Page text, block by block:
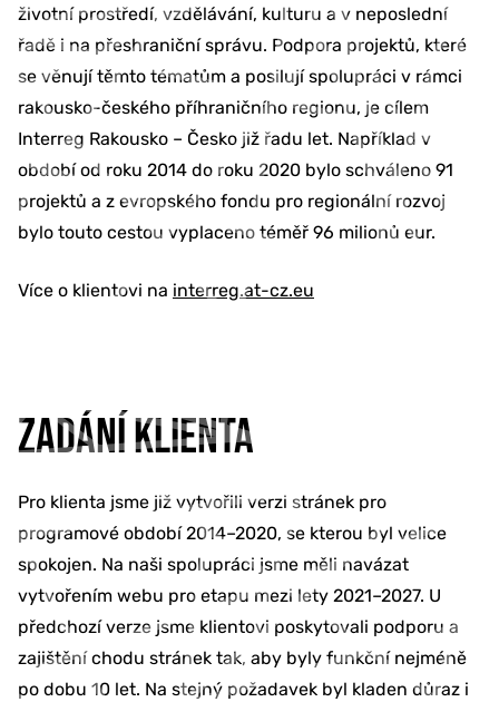
životní prostředí, vzdělávání, kulturu a v neposlední
řadě i na přeshraniční správu. Podpora projektů, které
se věnují těmto tématům a posilují spolupráci v rámci
rakousko-českého příhraničního regionu, je cílem
Interreg Rakousko – Česko již řadu let. Například v
období od roku 2014 do roku 2020 bylo schváleno 91
projektů a z evropského fondu pro regionální rozvoj
bylo touto cestou vyplaceno téměř 96 milionů eur.
Více o klientovi na interreg.at-cz.eu
ZADÁNÍ KLIENTA
Pro klienta jsme již vytvořili verzi stránek pro
programové období 2014–2020, se kterou byl velice
spokojen. Na naši spolupráci jsme měli navázat
vytvořením webu pro etapu mezi lety 2021–2027. U
předchozí verze jsme klientovi poskytovali podporu a
zajištění chodu stránek tak, aby byly funkční nejméně
po dobu 10 let. Na stejný požadavek byl kladen důraz i